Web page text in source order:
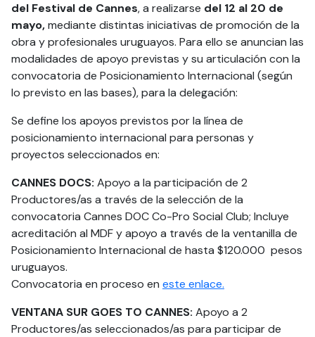
del Festival de Cannes, a realizarse del 12 al 20 de
mayo,mediante distintas iniciativas de promoción de la
obra y profesionales uruguayos. Para ello se anuncian las
modalidades de apoyo previstas y su articulación con la
convocatoria de Posicionamiento Internacional (según
lo previsto en las bases), para la delegación:
Se define los apoyos previstos por la línea de
posicionamiento internacional para personas y
proyectos seleccionados en:
CANNES DOCS: Apoyo a la participación de 2
Productores/as a través de la selección de la
convocatoria Cannes DOC Co-Pro Social Club; Incluye
acreditación al MDF y apoyo a través de la ventanilla de
Posicionamiento Internacional de hasta $120.000 pesos
uruguayos.
Convocatoria en proceso en este enlace.
VENTANA SUR GOES TO CANNES: Apoyo a 2
Productores/as seleccionados/as para participar de